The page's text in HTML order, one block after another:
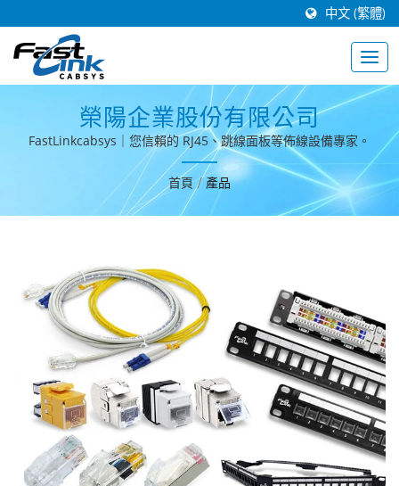
中文 (繁體)
榮陽企業股份有限公司
FastLinkcabsys｜您信賴的 RJ45、跳線面板等佈線設備專家。
首頁 / 產品